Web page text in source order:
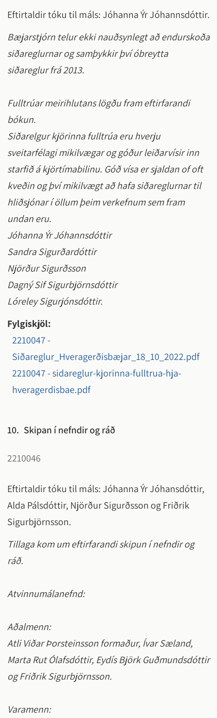
Eftirtaldir tóku til máls: Jóhanna Ýr Jóhannsdóttir.
Bæjarstjórn telur ekki nauðsynlegt að endurskoða
siðareglurnar og samþykkir því óbreytta
siðareglur frá 2013.
Fulltrúar meirihlutans lögðu fram eftirfarandi
bókun.
Siðarelgur kjörinna fulltrúa eru hverju
sveitarfélagi mikilvægar og góður leiðarvísir inn
starfið á kjörtímabilinu. Góð vísa er sjaldan of oft
kveðin og því mikilvægt að hafa siðareglurnar til
hliðsjónar í öllum þeim verkefnum sem fram
undan eru.
Jóhanna Ýr Jóhannsdóttir
Sandra Sigurðardóttir
Njörður Sigurðsson
Dagný Sif Sigurbjörnsdóttir
Lóreley Sigurjónsdóttir.
Fylgiskjöl:
2210047 -
Siðareglur_Hveragerðisbæjar_18_10_2022.pdf
2210047 - sidareglur-kjorinna-fulltrua-hja-
hveragerdisbae.pdf
10. Skipan í nefndir og ráð
2210046
Eftirtaldir tóku til máls: Jóhanna Ýr Jóhansdóttir,
Alda Pálsdóttir, Njörður Sigurðsson og Friðrik
Sigurbjörnsson.
Tillaga kom um eftirfarandi skipun í nefndir og
ráð.
Atvinnumálanefnd:
Aðalmenn:
Atli Viðar Þorsteinsson formaður, Ívar Sæland,
Marta Rut Ólafsdóttir, Eydís Björk Guðmundsdóttir
og Friðrik Sigurbjörnsson.
Varamenn: